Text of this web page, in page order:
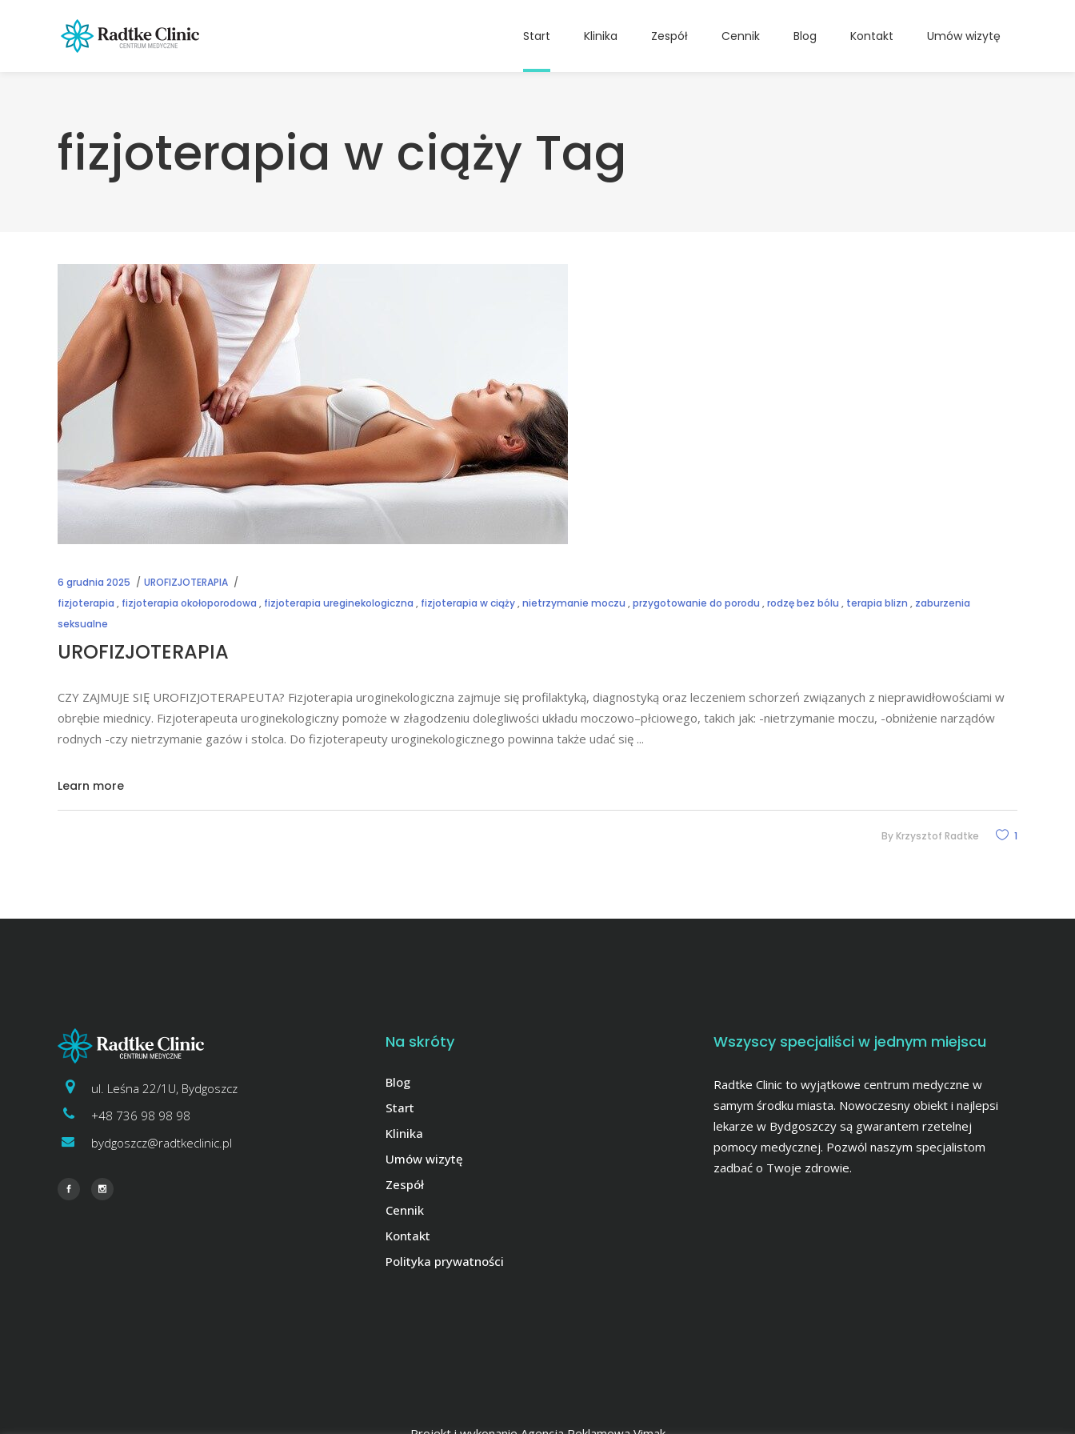
Start Klinika Zespół Cennik Blog Kontakt Umów wizytę
fizjoterapia w ciąży Tag
6 grudnia 2025
UROFIZJOTERAPIA
fizjoterapia , fizjoterapia okołoporodowa , fizjoterapia ureginekologiczna , fizjoterapia w ciąży,nietrzymanie moczu ,przygotowanie do porodu ,rodzę bez bólu , terapia blizn , zaburzenia
seksualne
UROFIZJOTERAPIA
CZY ZAJMUJE SIĘ UROFIZJOTERAPEUTA? Fizjoterapia uroginekologiczna zajmuje się profilaktyką, diagnostyką oraz leczeniem schorzeń związanych z nieprawidłowościami w
obrębie miednicy. Fizjoterapeuta uroginekologiczny pomoże w złagodzeniu dolegliwości układu moczowo–płciowego, takich jak: -nietrzymanie moczu, -obniżenie narządów
rodnych -czy nietrzymanie gazów i stolca. Do fizjoterapeuty uroginekologicznego powinna także udać się
Learn more
By Krzysztof Radtke 1
ul. Leśna 22/1U, Bydgoszcz
+48 736 98 98 98
bydgoszcz@radtkeclinic.pl
Na skróty
Blog
Start
Klinika
Umów wizytę
Zespół
Cennik
Kontakt
Polityka prywatności
Wszyscy specjaliści w jednym miejscu
Radtke Clinic to wyjątkowe centrum medyczne w
samym środku miasta. Nowoczesny obiekt i najlepsi
lekarze w Bydgoszczy są gwarantem rzetelnej
pomocy medycznej. Pozwól naszym specjalistom
zadbać o Twoje zdrowie.